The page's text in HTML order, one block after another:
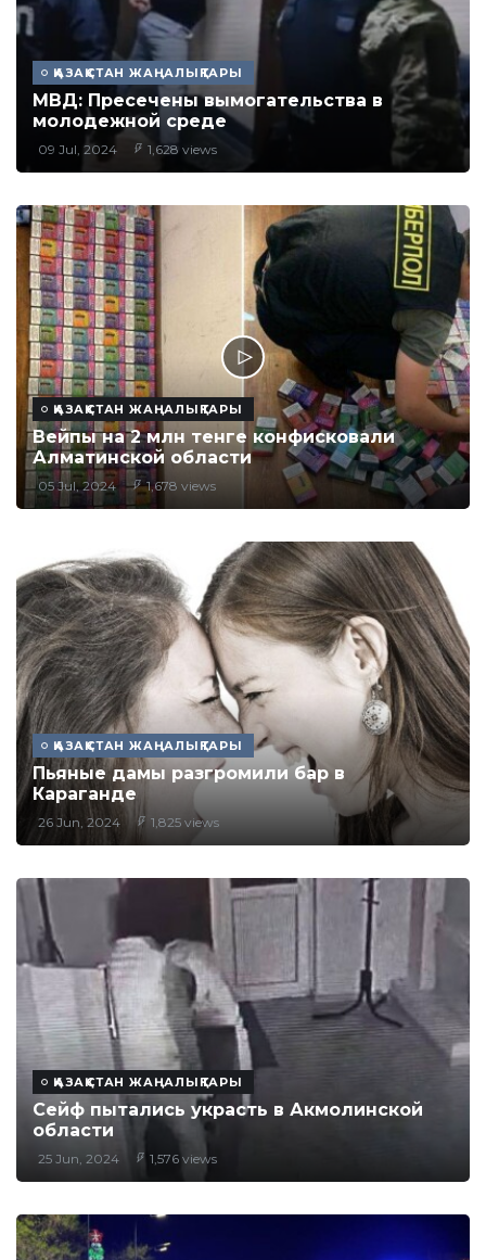
ҚАЗАҚСТАН ЖАҢАЛЫҚТАРЫ
МВД: Пресечены вымогательства в
молодежной среде
09 Jul, 2024 1,628 views
ҚАЗАҚСТАН ЖАҢАЛЫҚТАРЫ
Вейпы на 2 млн тенге конфисковали
Алматинской области
05 Jul, 2024 1,678 views
ҚАЗАҚСТАН ЖАҢАЛЫҚТАРЫ
Пьяные дамы разгромили бар в
Караганде
26 Jun, 2024 1,825 views
ҚАЗАҚСТАН ЖАҢАЛЫҚТАРЫ
Сейф пытались украсть в Акмолинской
области
25 Jun, 2024 1,576 views